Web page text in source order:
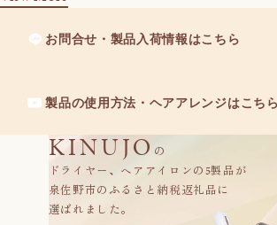
お問合せ・製品入荷情報はこちら
製品の使用方法・ヘアアレンジはこちら
KINUJO の
ドライヤー、ヘアアイロンの5製品が
泉佐野市のふるさと納税返礼品に
選ばれました。